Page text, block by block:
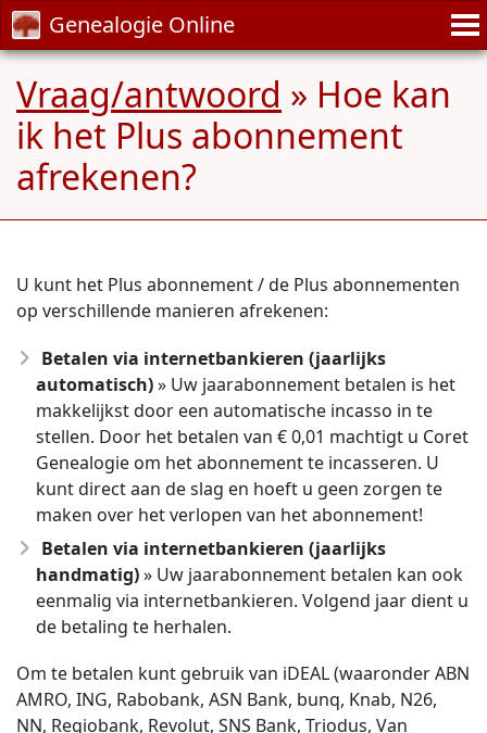
Genealogie Online
Vraag/antwoord » Hoe kan
ik het Plus abonnement
afrekenen?
U kunt het Plus abonnement / de Plus abonnementen
op verschillende manieren afrekenen:
Betalen via internetbankieren (jaarlijks
automatisch)» Uw jaarabonnement betalen is het
makkelijkst door een automatische incasso in te
stellen. Door het betalen van € 0,01 machtigt u Coret
Genealogie om het abonnement te incasseren. U
kunt direct aan de slag en hoeft u geen zorgen te
maken over het verlopen van het abonnement!
Betalen via internetbankieren (jaarlijks
handmatig)» Uw jaarabonnement betalen kan ook
eenmalig via internetbankieren. Volgend jaar dient u
de betaling te herhalen.
Om te betalen kunt gebruik van iDEAL (waaronder ABN
AMRO, ING, Rabobank, ASN Bank, bunq, Knab, N26,
NN, Regiobank, Revolut, SNS Bank, Triodus, Van